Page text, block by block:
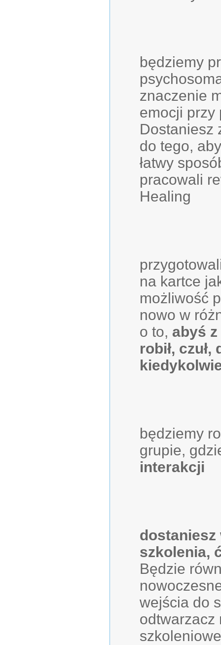
będziemy
znaczenie
emocji przy
Dostaniesz
do tego,
łatwy
pracowali
Healing
na kartce
możliwość
nowo w
o to, abyś z
robił,
będziemy
grupie,
interakcji
dostaniesz
szkolenia,
Będzie
wejścia do
odtwarzacz